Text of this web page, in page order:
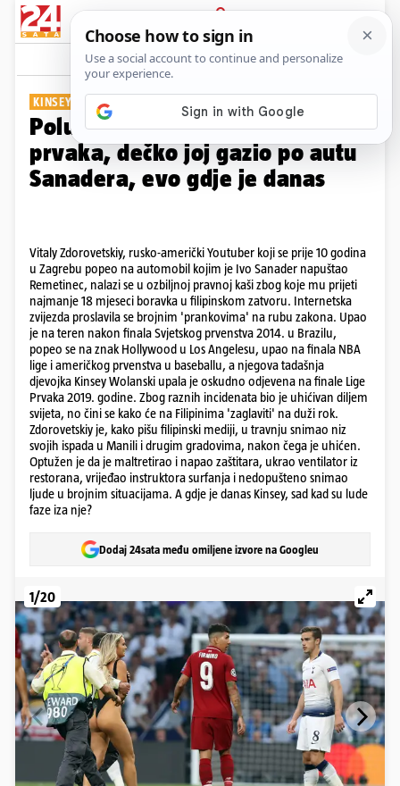
PRIJAVA
Galerija Komentari
KINSEY WOLANSKI
Polugola upala na finale Lige
prvaka, dečko joj gazio po autu
Sanadera, evo gdje je danas
Vitaly Zdorovetskiy, rusko-američki Youtuber koji se prije 10 godina
u Zagrebu popeo na automobil kojim je Ivo Sanader napuštao
Remetinec, nalazi se u ozbiljnoj pravnoj kaši zbog koje mu prijeti
najmanje 18 mjeseci boravka u filipinskom zatvoru. Internetska
zvijezda proslavila se brojnim 'prankovima' na rubu zakona. Upao
je na teren nakon finala Svjetskog prvenstva 2014. u Brazilu,
popeo se na znak Hollywood u Los Angelesu, upao na finala NBA
lige i američkog prvenstva u baseballu, a njegova tadašnja
djevojka Kinsey Wolanski upala je oskudno odjevena na finale Lige
Prvaka 2019. godine. Zbog raznih incidenata bio je uhićivan diljem
svijeta, no čini se kako će na Filipinima 'zaglaviti' na duži rok.
Zdorovetskiy je, kako pišu filipinski mediji, u travnju snimao niz
svojih ispada u Manili i drugim gradovima, nakon čega je uhićen.
Optužen je da je maltretirao i napao zaštitara, ukrao ventilator iz
restorana, vrijeđao instruktora surfanja i nedopušteno snimao
ljude u brojnim situacijama. A gdje je danas Kinsey, sad kad su lude
faze iza nje?
Dodaj 24sata među omiljene izvore na Googleu
1/20